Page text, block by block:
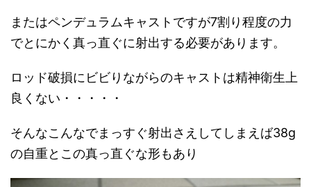
またはペンデュラムキャストですが7割り程度の力
でとにかく真っ直ぐに射出する必要があります。
ロッド破損にビビりながらのキャストは精神衛生上
良くない・・・・・
そんなこんなでまっすぐ射出さえしてしまえば38g
の自重とこの真っ直ぐな形もあり